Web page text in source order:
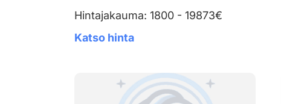
Hintajakauma: 1800 - 19873€
Katso hinta